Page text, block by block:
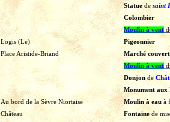
Statue de saint
Colombier
Moulin à vent
Logis (Le)
Pigeonnier
Place Aristide-Briand
Marché couvert
Moulin à vent
Donjon de
Monument aux
Au bord de la Sèvre Niortaise Moulin à eau à
Château Fontaine de